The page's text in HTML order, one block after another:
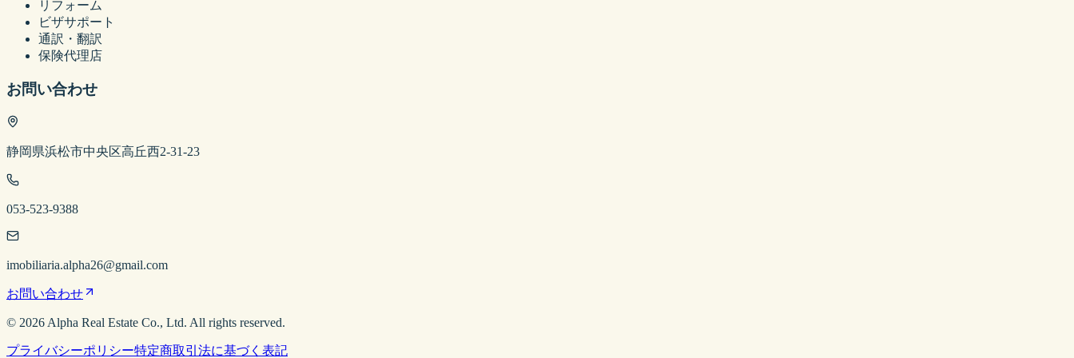
リフォーム
ビザサポート
通訳・翻訳
保険代理店
お問い合わせ
静岡県浜松市中央区高丘西2-31-23
053-523-9388
imobiliaria.alpha26@gmail.com
お問い合わせ
© 2026 Alpha Real Estate Co., Ltd. All rights reserved.
プライバシーポリシー特定商取引法に基づく表記